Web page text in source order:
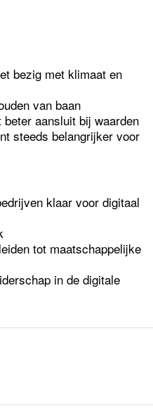
bezig met klimaat en
van baan
aansluit bij waarden
steeds belangrijker voor
klaar voor digitaal
tot maatschappelijke
in de digitale